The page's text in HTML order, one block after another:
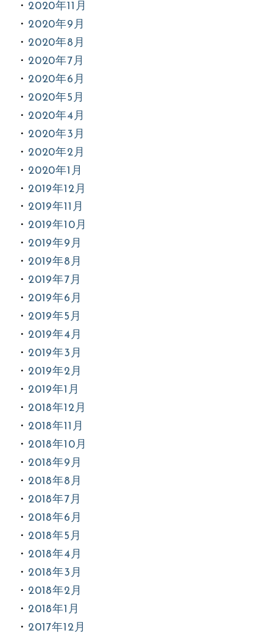
2020年11月
2020年9月
2020年8月
2020年7月
2020年6月
2020年5月
2020年4月
2020年3月
2020年2月
2020年1月
2019年12月
2019年11月
2019年10月
2019年9月
2019年8月
2019年7月
2019年6月
2019年5月
2019年4月
2019年3月
2019年2月
2019年1月
2018年12月
2018年11月
2018年10月
2018年9月
2018年8月
2018年7月
2018年6月
2018年5月
2018年4月
2018年3月
2018年2月
2018年1月
2017年12月